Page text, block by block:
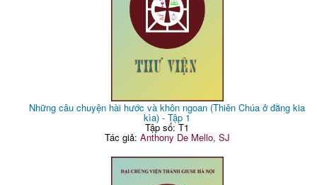
Những câu chuyện hài hước và khôn ngoan (Thiên Chúa ở đằng kia
kìa) - Tập 1
Tập số: T1
Tác giả: Anthony De Mello, SJ